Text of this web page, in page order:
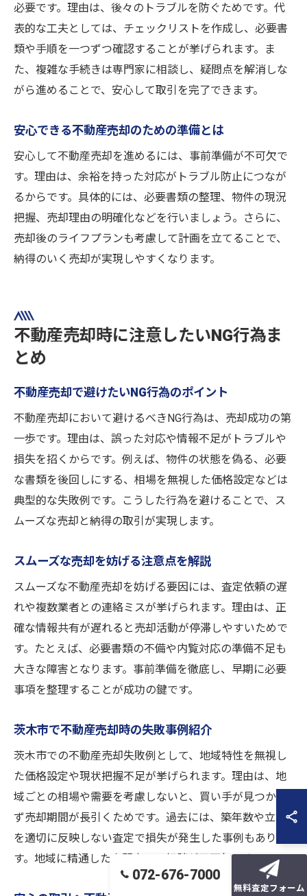
必要です。理由は、後々のトラブルを防ぐためです。代
表的な工夫としては、チェックリストを作成し、必要書
類や手順を一つずつ確認することが挙げられます。ま
た、複雑な手続きは専門家に相談し、疑問点を解消しな
がら進めることで、安心して取引を完了できます。
安心できる不動産売却のための準備とは
安心して不動産売却を進めるには、事前準備が不可欠で
す。理由は、余裕を持った対応がトラブル防止につなが
るからです。具体的には、必要書類の整理、物件の現況
把握、売却理由の明確化などを行いましょう。さらに、
売却後のライフプランも考慮して計画を立てることで、
納得のいく売却が実現しやすくなります。
不動産売却時に注意したいNG行為ま
とめ
不動産売却で避けたいNG行為のポイント
不動産売却において避けるべきNG行為は、売却成功の第
一歩です。理由は、誤った対応や情報不足がトラブルや
損失を招くからです。例えば、物件の状態を偽る、必要
な書類を後回しにする、相場を無視した価格設定などは
典型的な失敗例です。こうした行為を避けることで、ス
ムーズな売却と納得の取引が実現します。
スムーズな売却を妨げる注意点を解説
スムーズな不動産売却を妨げる要因には、査定依頼の遅
れや複数業者との連絡ミスが挙げられます。理由は、正
確な情報共有が遅れると売却活動が停滞しやすいためで
す。たとえば、必要書類の不備や内覧対応の準備不足も
大きな障害となります。事前準備を徹底し、早期に必要
事項を整理することが成功の鍵です。
茨木市で不動産売却時の失敗事例紹介
茨木市での不動産売却失敗例として、地域特性を無視し
た価格設定や現状把握不足が挙げられます。理由は、地
域ごとの相場や需要を考慮しないと、買い手が見つから
ず売却期間が長引くためです。過去には、築年数や立地
を適切に反映しない査定で損失が発生した事例もありま
す。地域に精通した専門家への相談が不可欠です。
072-676-7000
無料査定フォーム